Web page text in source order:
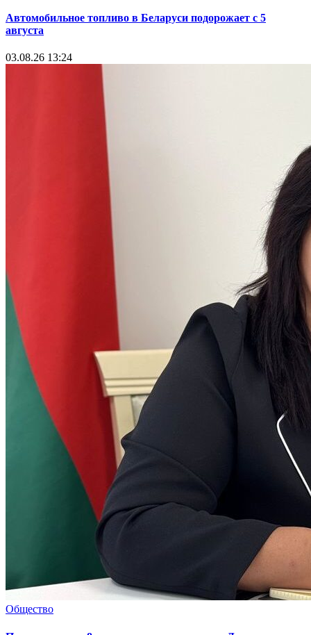
Автомобильное топливо в Беларуси подорожает с 5
августа
03.08.26 13:24
Общество